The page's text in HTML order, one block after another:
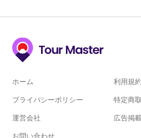
ホーム 利用規約
プライバシーポリシー 特定商
運営会社 広告掲
お問い合わせ